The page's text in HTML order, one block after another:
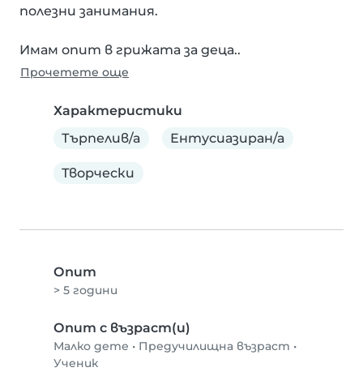
полезни занимания.
Имам опит в грижата за деца..
Прочетете още
Характеристики
Търпелив/а
Ентусиазиран/а
Творчески
Опит
> 5 години
Опит с възраст(и)
Малко дете • Предучилищна възраст •
Ученик